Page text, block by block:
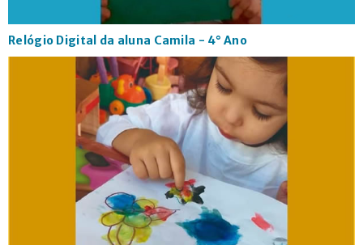
Relógio Digital da aluna Camila - 4° Ano